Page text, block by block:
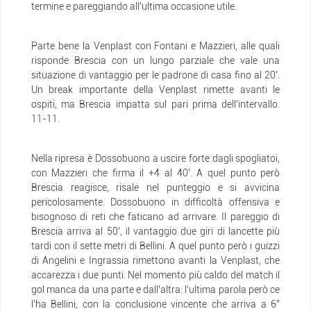
termine e pareggiando all’ultima occasione utile.
Parte bene la Venplast con Fontani e Mazzieri, alle quali
risponde Brescia con un lungo parziale che vale una
situazione di vantaggio per le padrone di casa fino al 20’.
Un break importante della Venplast rimette avanti le
ospiti, ma Brescia impatta sul pari prima dell’intervallo.
11-11.
Nella ripresa è Dossobuono a uscire forte dagli spogliatoi,
con Mazzieri che firma il +4 al 40’. A quel punto però
Brescia reagisce, risale nel punteggio e si avvicina
pericolosamente. Dossobuono in difficoltà offensiva e
bisognoso di reti che faticano ad arrivare. Il pareggio di
Brescia arriva al 50’, il vantaggio due giri di lancette più
tardi con il sette metri di Bellini. A quel punto però i guizzi
di Angelini e Ingrassia rimettono avanti la Venplast, che
accarezza i due punti. Nel momento più caldo del match il
gol manca da una parte e dall’altra: l’ultima parola però ce
l’ha Bellini, con la conclusione vincente che arriva a 6’’